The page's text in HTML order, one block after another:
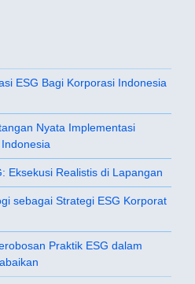
ESG Bagi Korporasi Indonesia
Nyata Implementasi
Eksekusi Realistis di Lapangan
sebagai Strategi ESG Korporat
Praktik ESG dalam